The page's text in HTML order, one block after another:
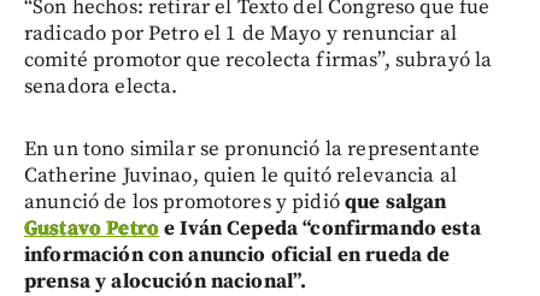
“Son hechos: retirar el Texto del Congreso que fue
radicado por Petro el 1 de Mayo y renunciar al
comité promotor que recolecta firmas”, subrayó la
senadora electa.
En un tono similar se pronunció la representante
Catherine Juvinao, quien le quitó relevancia al
anunció de los promotores y pidióque salgan
Gustavo Petroe Iván Cepeda “confirmando esta
información con anuncio oficial en rueda de
prensa y alocución nacional”.